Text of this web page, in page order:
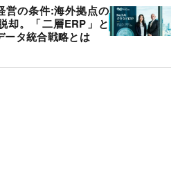
営の条件:海外拠点の
却。「二層ERP」と
ータ統合戦略とは